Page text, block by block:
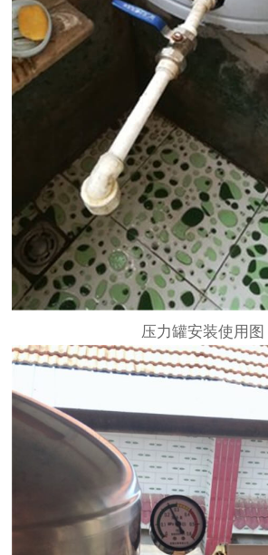
压力罐安装使用图